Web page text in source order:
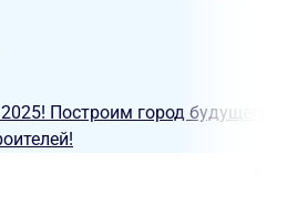
Построим город будущего